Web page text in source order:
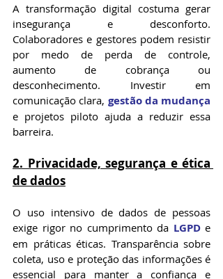
A transformação digital costuma gerar
insegurança e desconforto.
Colaboradores e gestores podem resistir
por medo de perda de controle,
aumento de cobrança ou
desconhecimento. Investir em
comunicação clara, gestão da mudança
e projetos piloto ajuda a reduzir essa
barreira.
2. Privacidade, segurança e ética
de dados
O uso intensivo de dados de pessoas
exige rigor no cumprimento da LGPD e
em práticas éticas. Transparência sobre
coleta, uso e proteção das informações é
essencial para manter a confiança e